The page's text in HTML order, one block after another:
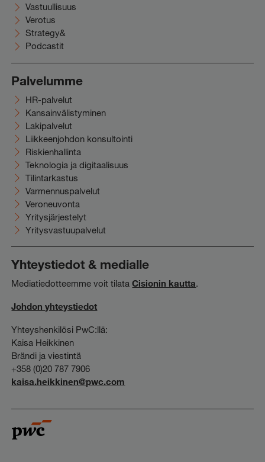
Vastuullisuus
Verotus
Strategy&
Podcastit
Palvelumme
HR-palvelut
Kansainvälistyminen
Lakipalvelut
Liikkeenjohdon konsultointi
Riskienhallinta
Teknologia ja digitaalisuus
Tilintarkastus
Varmennuspalvelut
Veroneuvonta
Yritysjärjestelyt
Yritysvastuupalvelut
Yhteystiedot & medialle
Mediatiedotteemme voit tilataCisionin kautta.
Johdon yhteystiedot
Yhteyshenkilösi PwC:llä:
Kaisa Heikkinen
Brändi ja viestintä
+358 (0)20 787 7906
kaisa.heikkinen@pwc.com